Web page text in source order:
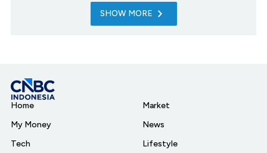
SHOW MORE
Home
My Money
Tech
Market
News
Lifestyle